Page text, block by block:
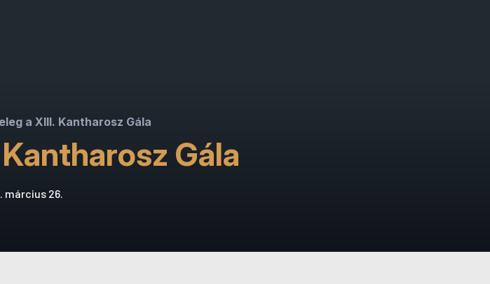
a XIII. Kantharosz Gála
Gála
március 26.